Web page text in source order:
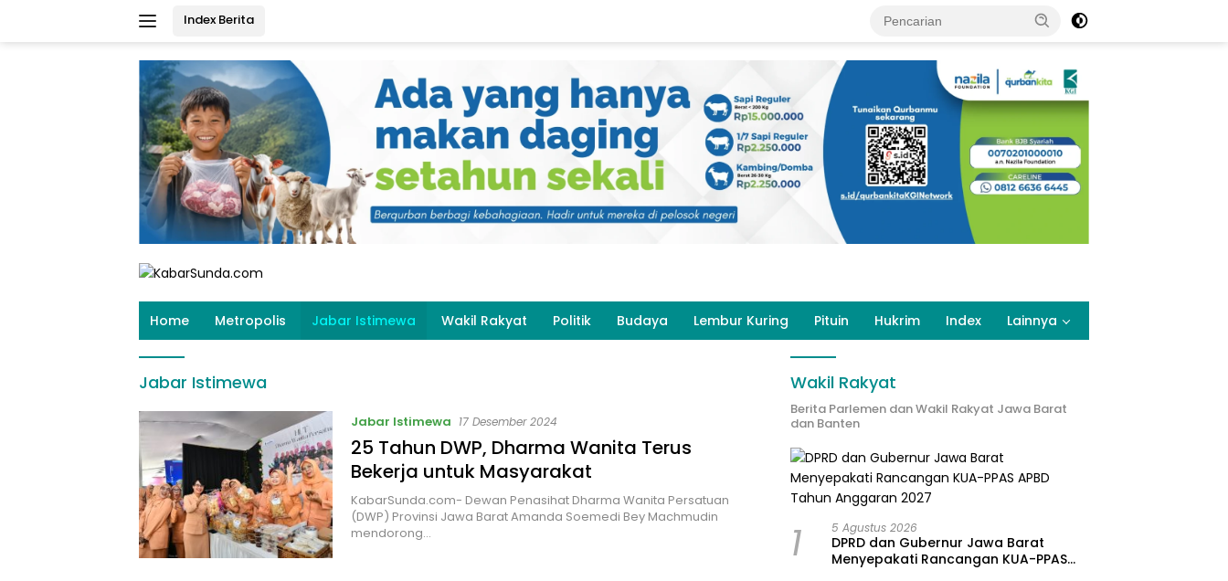
Index Berita
Home Metropolis Jabar Istimewa Wakil Rakyat Politik Budaya Lembur Kuring Pituin Hukrim Index Lainnya
Jabar Istimewa
Jabar Istimewa 17 Desember 2024
25 Tahun DWP, Dharma Wanita Terus
Bekerja untuk Masyarakat
KabarSunda.com- Dewan Penasihat Dharma Wanita Persatuan
(DWP) Provinsi Jawa Barat Amanda Soemedi Bey Machmudin
mendorong…
Wakil Rakyat
Berita Parlemen dan Wakil Rakyat Jawa Barat
dan Banten
1 5 Agustus 2026
DPRD dan Gubernur Jawa Barat
Menyepakati Rancangan KUA-PPAS